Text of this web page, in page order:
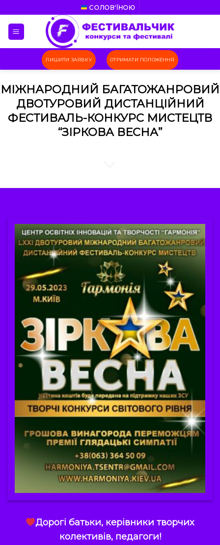
to
content
СОЛОВ'ЇНОЮ
ЛИШИТИ ЗАЯВКУ ОТРИМАТИ ПОЛОЖЕННЯ
МІЖНАРОДНИЙ БАГАТОЖАНРОВИЙ
ДВОТУРОВИЙ ДИСТАНЦІЙНИЙ
ФЕСТИВАЛЬ-КОНКУРС МИСТЕЦТВ
“ЗІРКОВА ВЕСНА”
Дорогі батьки, керівники творчих
колективів, педагоги!